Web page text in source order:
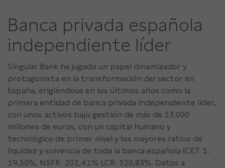
Banca privada española
independiente líder
Singular Bank ha jugado un papel dinamizador y
protagonista en la transformación del sector en
España, erigiéndose en los últimos años como la
primera entidad de banca privada independiente líder,
con unos activos bajo gestión de más de 13.000
millones de euros, con un capital humano y
tecnológico de primer nivel y los mayores ratios de
liquidez y solvencia de toda la banca española (CET 1:
19,50%, NSFR: 202,41% LCR: 320,83%. Datos a